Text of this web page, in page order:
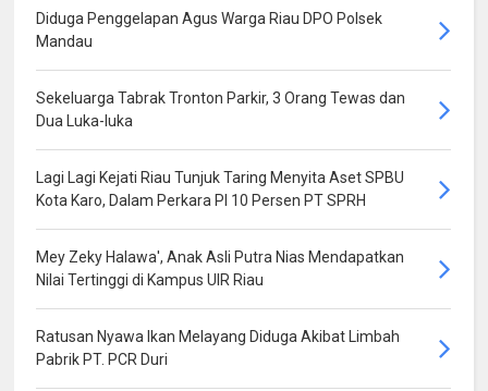
Diduga Penggelapan Agus Warga Riau DPO Polsek
Mandau
Sekeluarga Tabrak Tronton Parkir, 3 Orang Tewas dan
Dua Luka-luka
Lagi Lagi Kejati Riau Tunjuk Taring Menyita Aset SPBU
Kota Karo, Dalam Perkara PI 10 Persen PT SPRH
Mey Zeky Halawa', Anak Asli Putra Nias Mendapatkan
Nilai Tertinggi di Kampus UIR Riau
Ratusan Nyawa Ikan Melayang Diduga Akibat Limbah
Pabrik PT. PCR Duri